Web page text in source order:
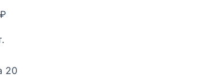
₽
20